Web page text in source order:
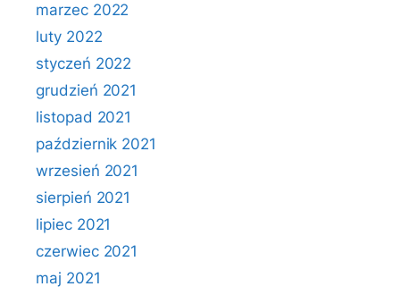
marzec 2022
luty 2022
styczeń 2022
grudzień 2021
listopad 2021
październik 2021
wrzesień 2021
sierpień 2021
lipiec 2021
czerwiec 2021
maj 2021